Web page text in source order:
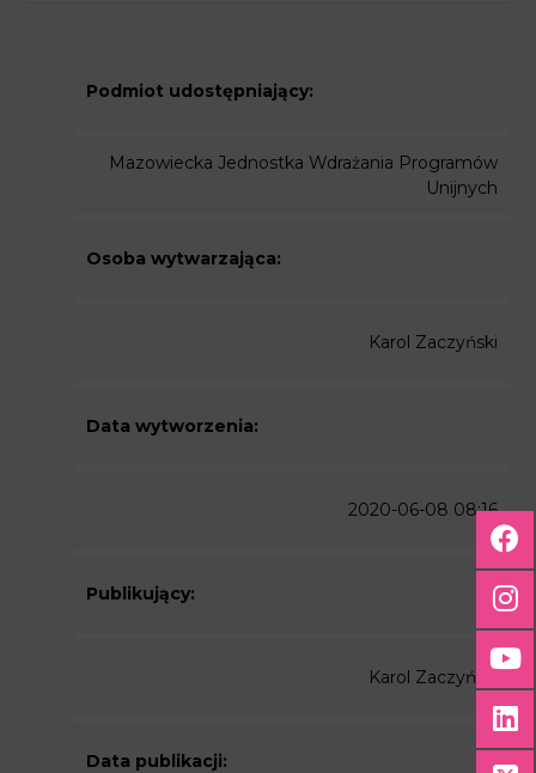
Podmiot udostępniający:
Mazowiecka Jednostka Wdrażania Programów
Unijnych
Osoba wytwarzająca:
Karol Zaczyński
Data wytworzenia:
2020-06-08 08:16
Publikujący:
Karol Zaczyński
Data publikacji: